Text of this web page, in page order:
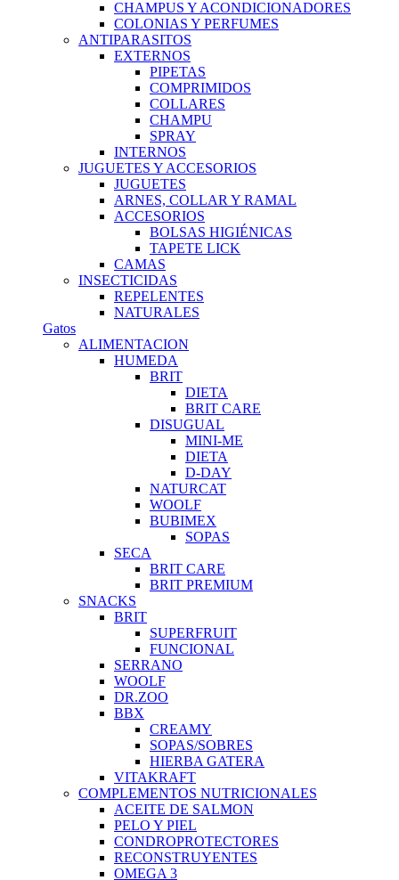
CHAMPUS Y ACONDICIONADORES
COLONIAS Y PERFUMES
ANTIPARASITOS
EXTERNOS
PIPETAS
COMPRIMIDOS
COLLARES
CHAMPU
SPRAY
INTERNOS
JUGUETES Y ACCESORIOS
JUGUETES
ARNES, COLLAR Y RAMAL
ACCESORIOS
BOLSAS HIGIÉNICAS
TAPETE LICK
CAMAS
INSECTICIDAS
REPELENTES
NATURALES
Gatos
ALIMENTACION
HUMEDA
BRIT
DIETA
BRIT CARE
DISUGUAL
MINI-ME
DIETA
D-DAY
NATURCAT
WOOLF
BUBIMEX
SOPAS
SECA
BRIT CARE
BRIT PREMIUM
SNACKS
BRIT
SUPERFRUIT
FUNCIONAL
SERRANO
WOOLF
DR.ZOO
BBX
CREAMY
SOPAS/SOBRES
HIERBA GATERA
VITAKRAFT
COMPLEMENTOS NUTRICIONALES
ACEITE DE SALMON
PELO Y PIEL
CONDROPROTECTORES
RECONSTRUYENTES
OMEGA 3